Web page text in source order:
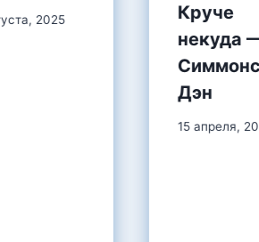
2025
Круче
некуда
Симмонс
Дэн
15 апреля,